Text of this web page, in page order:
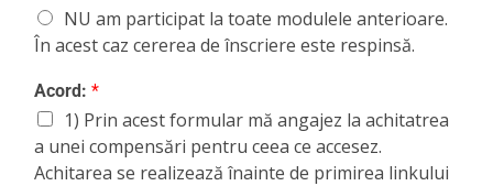
NU am participat la toate modulele anterioare.
În acest caz cererea de înscriere este respinsă.
Acord: *
1) Prin acest formular mă angajez la achitatrea
a unei compensări pentru ceea ce accesez.
Achitarea se realizează înainte de primirea linkului